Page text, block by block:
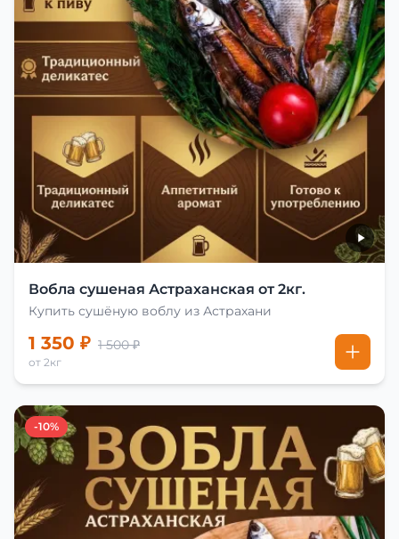
Вобла сушеная Астраханская от 2кг.
Купить сушёную воблу из Астрахани
1 350 ₽ 1 500 ₽
от 2кг
-10%